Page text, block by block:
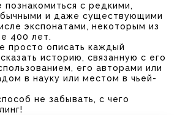
с редкими,
и даже существующими
экспонатами, некоторым из
400 лет.
просто описать каждый
историю, связанную с его
его авторами или
в науку или местом в чьей-
не забывать, с чего